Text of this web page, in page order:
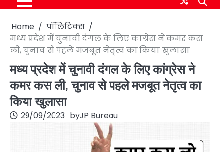
Home
पॉलिटिक्स
मध्य प्रदेश में चुनावी दंगल के लिए कांग्रेस ने कमर कस
ली, चुनाव से पहले मजबूत नेतृत्व का किया खुलासा
मध्य प्रदेश में चुनावी दंगल के लिए कांग्रेस ने
कमर कस ली, चुनाव से पहले मजबूत नेतृत्व का
किया खुलासा
29/09/2023 byJP Bureau